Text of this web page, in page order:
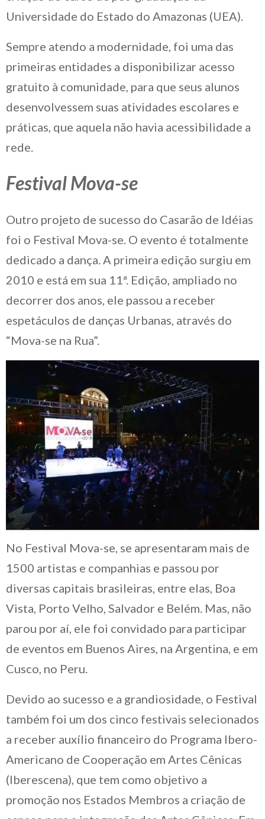
Universidade do Estado do Amazonas (UEA).
Sempre atendo a modernidade, foi uma das
primeiras entidades a disponibilizar acesso
gratuito à comunidade, para que seus alunos
desenvolvessem suas atividades escolares e
práticas, que aquela não havia acessibilidade a
rede.
Festival Mova-se
Outro projeto de sucesso do Casarão de Idéias
foi o Festival Mova-se. O evento é totalmente
dedicado a dança. A primeira edição surgiu em
2010 e está em sua 11ª. Edição, ampliado no
decorrer dos anos, ele passou a receber
espetáculos de danças Urbanas, através do
“Mova-se na Rua”.
No Festival Mova-se, se apresentaram mais de
1500 artistas e companhias e passou por
diversas capitais brasileiras, entre elas, Boa
Vista, Porto Velho, Salvador e Belém. Mas, não
parou por aí, ele foi convidado para participar
de eventos em Buenos Aires, na Argentina, e em
Cusco, no Peru.
Devido ao sucesso e a grandiosidade, o Festival
também foi um dos cinco festivais selecionados
a receber auxílio financeiro do Programa Ibero-
Americano de Cooperação em Artes Cênicas
(Iberescena), que tem como objetivo a
promoção nos Estados Membros a criação de